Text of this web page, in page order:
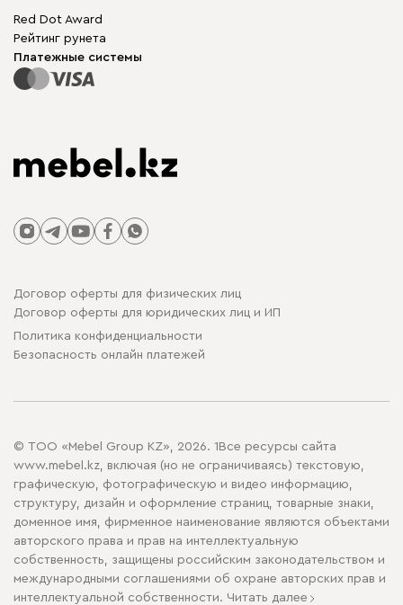
Для бизнеса
Карта сайта
Модульная мебель
Столы и стулья
Red Dot Award
Рейтинг рунета
Платежные системы
Договор оферты для физических лиц
Договор оферты для юридических лиц и ИП
Политика конфиденциальности
Безопасность онлайн платежей
© ТОО «Mebel Group KZ», 2026. 1Все ресурсы сайта
www.mebel.kz, включая (но не ограничиваясь) текстовую,
графическую, фотографическую и видео информацию,
структуру, дизайн и оформление страниц, товарные знаки,
доменное имя, фирменное наименование являются объектами
авторского права и прав на интеллектуальную
собственность, защищены российским законодательством и
международными соглашениями об охране авторских прав и
интеллектуальной собственности. Читать далее